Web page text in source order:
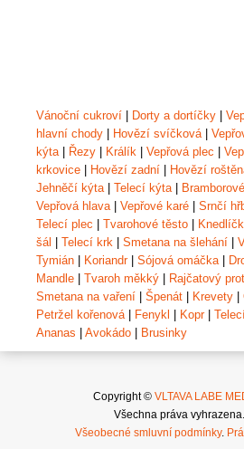
Vánoční cukroví Dorty a dortíčky
hlavní chody
Hovězí svíčková|
kýta| Řezy Králík Vepřová plec
krkovice
Hovězí zadní Hovězí
Jehněčí kýta| Telecí kýta|
Vepřová hlava| Vepřové karé Srnčí
Telecí plec
Tvarohové těsto
šál
Telecí krk Smetana na šlehání
Tymián
Koriandr| Sójová omáčka|
Mandle
Tvaroh měkký Rajčatový
Smetana na vaření
Špenát Krevety
Petržel kořenová| Fenykl Kopr|
Ananas
Avokádo Brusinky
Copyright © VLTAVA LABE
Všechna práva vyhrazena.
Všeobecné smluvní podmínky.